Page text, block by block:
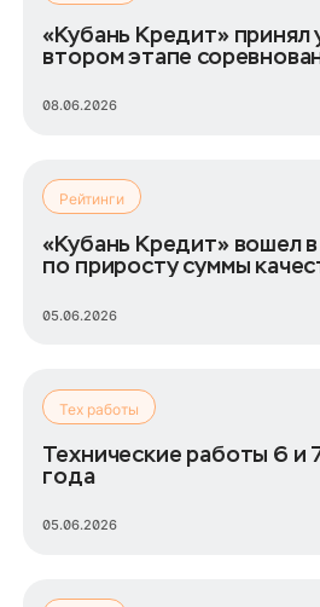
«Кубань Кредит» принял
втором этапе
08.06.2026
Рейтинги
«Кубань Кредит» вошел
по приросту суммы
05.06.2026
Тех работы
Технические работы 6 и
года
05.06.2026